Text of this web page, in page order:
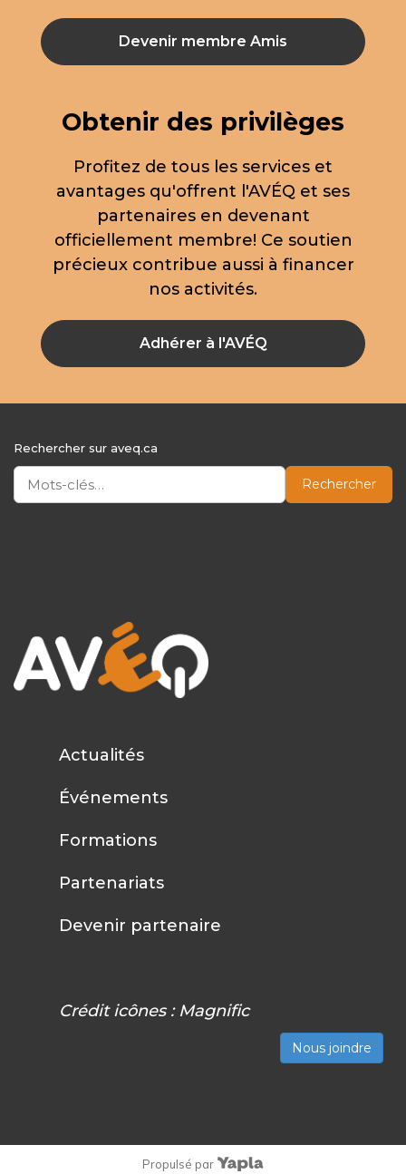
Devenir membre Amis
Obtenir des privilèges
Profitez de tous les services et
avantages qu'offrent l'AVÉQ et ses
partenaires en devenant
officiellement membre! Ce soutien
précieux contribue aussi à financer
nos activités.
Adhérer à l'AVÉQ
Rechercher sur aveq.ca
Rechercher
Actualités
Événements
Formations
Partenariats
Devenir partenaire
Crédit icônes : Magnific
Nous joindre
Propulsé par